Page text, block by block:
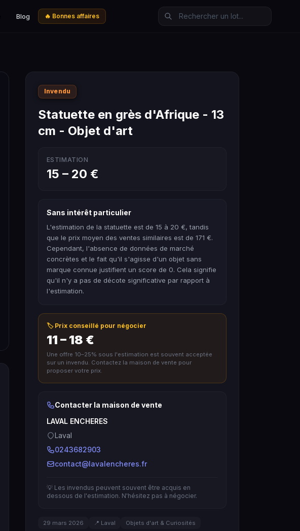
Blog 🔥 Bonnes affaires
Invendu
Statuette en grès d'Afrique - 13
cm - Objet d'art
ESTIMATION
15 – 20 €
Sans intérêt particulier
L'estimation de la statuette est de 15 à 20 €, tandis
que le prix moyen des ventes similaires est de 171 €.
Cependant, l'absence de données de marché
concrètes et le fait qu'il s'agisse d'un objet sans
marque connue justifient un score de 0. Cela signifie
qu'il n'y a pas de décote significative par rapport à
l'estimation.
🏷️ Prix conseillé pour négocier
11 – 18 €
Une offre 10–25% sous l'estimation est souvent acceptée
sur un invendu. Contactez la maison de vente pour
proposer votre prix.
Contacter la maison de vente
LAVAL ENCHERES
Laval
0243682903
contact@lavalencheres.fr
💡 Les invendus peuvent souvent être acquis en
dessous de l'estimation. N'hésitez pas à négocier.
29 mars 2026 📍 Laval Objets d'art & Curiosités